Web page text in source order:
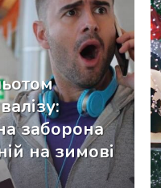
заборона
на зимові